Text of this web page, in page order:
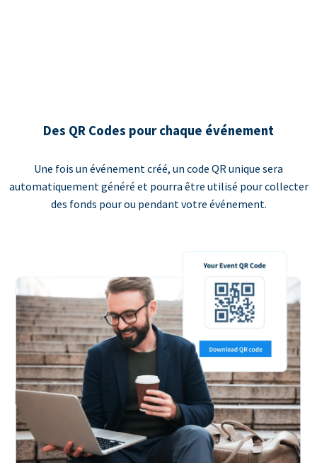
Des QR Codes pour chaque événement
Une fois un événement créé, un code QR unique sera
automatiquement généré et pourra être utilisé pour collecter
des fonds pour ou pendant votre événement.